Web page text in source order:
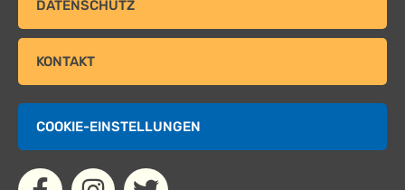
DATENSCHUTZ
KONTAKT
COOKIE-EINSTELLUNGEN